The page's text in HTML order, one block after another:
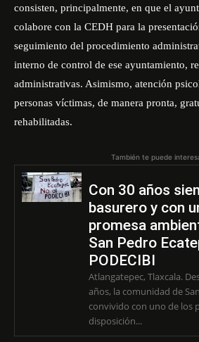
consisten, principalmente, en que el
colabore con la CEDH para la
seguimiento del procedimiento
interno de control de ese ayuntamiento,
administrativas. Asimismo, atención
personas víctimas, de manera pronta,
rehabilitadas.
También te puede
Con 30 años
basurero y con
promesa
San Pedro
PODECIBI
Atlangatepec, Tlaxcala.
años, la comunidad de
convivido con uno de los
disposición...